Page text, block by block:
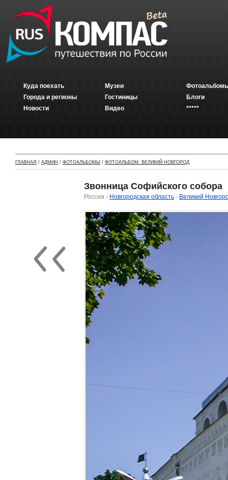
Куда поехать
Города и регионы
Новости
Музеи
Гостиницы
Видео
Блоги
*****
ГЛАВНАЯ / АДМИН / ФОТОАЛЬБОМЫ / ФОТОАЛЬБОМ: ВЕЛИКИЙ НОВГОРОД
Звонница Софийского собора
Россия - Новгородская область - Великий